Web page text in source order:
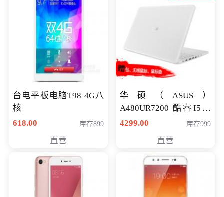
台电平板电脑T98 4G八
核
618.00
库存899
直营
华硕（ASUS）
A480UR7200 酷睿I5超
薄学生办公游戏独显笔
NV930-2G独
4299.00 库存999
直营